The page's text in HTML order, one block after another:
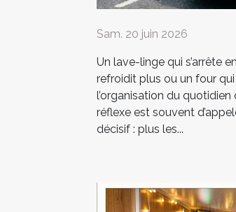
Sam. 20 juin 2026
Un lave-linge qui s’arrête
refroidit plus ou un four
l’organisation du
réflexe est souvent
décisif : plus les...